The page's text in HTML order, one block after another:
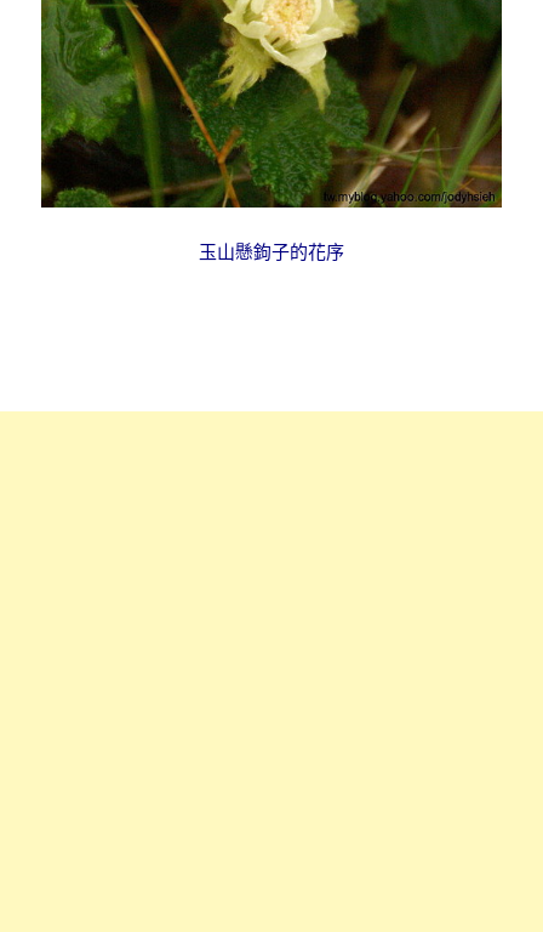
玉山懸鉤子的花序